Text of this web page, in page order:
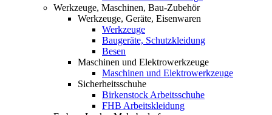
Werkzeuge, Maschinen, Bau-Zubehör
Werkzeuge, Geräte, Eisenwaren
Werkzeuge
Baugeräte, Schutzkleidung
Besen
Maschinen und Elektrowerkzeuge
Maschinen und Elektrowerkzeuge
Sicherheitsschuhe
Birkenstock Arbeitsschuhe
FHB Arbeitskleidung